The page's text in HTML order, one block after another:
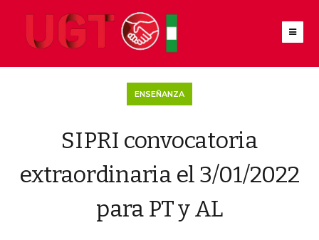
ENSEÑANZA
SIPRI convocatoria
extraordinaria el 3/01/2022
para PT y AL